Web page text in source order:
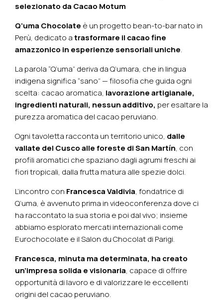
selezionato da Cacao Motum
Q’uma Chocolate è un progetto bean-to-bar nato in
Perù, dedicato atrasformare il cacao fine
amazzonico in esperienze sensoriali uniche.
La parola “Q’uma” deriva da Q’umara, che in lingua
indigena significa “sano” — filosofia che guida ogni
scelta: cacao aromatica, lavorazione artigianale,
ingredienti naturali, nessun additivo, per esaltare la
purezza aromatica del cacao peruviano.
Ogni tavoletta racconta un territorio unico, dalle
vallate del Cusco alle foreste di San Martín, con
profili aromatici che spaziano dagli agrumi freschi ai
fiori tropicali, dalla frutta matura alle spezie dolci.
L’incontro con Francesca Valdivia, fondatrice di
Q’uma, è avvenuto prima in videoconferenza dove ci
ha raccontato la sua storia e poi dal vivo; insieme
abbiamo esplorato mercati internazionali come
Eurochocolate e il Salon du Chocolat di Parigi.
Francesca, minuta ma determinata, ha creato
un’impresa solida e visionaria, capace di offrire
opportunità di lavoro e di valorizzare le eccellenti
origini del cacao peruviano.